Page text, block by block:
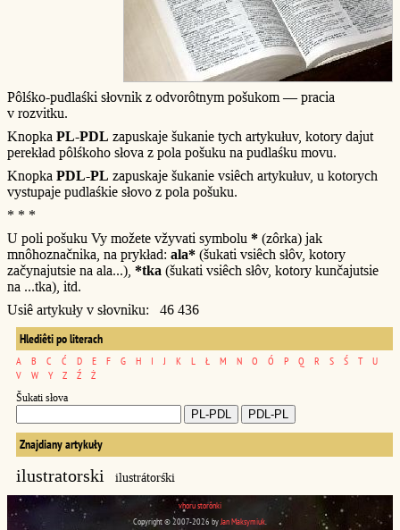
Pôlśko-pudlaśki słovnik z odvorôtnym pošukom — pracia
v rozvitku.
Knopka PL-PDL zapuskaje šukanie tych artykułuv, kotory dajut
perekład pôlśkoho słova z pola pošuku na pudlaśku movu.
Knopka PDL-PL zapuskaje šukanie vsiêch artykułuv, u kotorych
vystupaje pudlaśkie słovo z pola pošuku.
* * *
U poli pošuku Vy možete vžyvati symbolu * (zôrka) jak
mnôhoznačnika, na prykład: ala* (šukati vsiêch słôv, kotory
začynajutsie na ala...), *tka (šukati vsiêch słôv, kotory kunčajutsie
na ...tka), itd.
Usiê artykuły v słovniku: 46 436
Hlediêti po literach
A B C Ć D E F G H I J K L Ł M N O Ó P Q R S Ś T
U
V
W Y Z Ź Ż
Šukati słova
Znajdiany artykuły
ilustratorski ilustrátorśki
vhoru storônki
Copyright © 2007-2026 byJan Maksymiuk